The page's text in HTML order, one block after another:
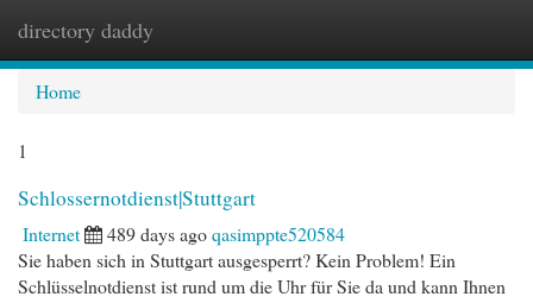
directory daddy
Home
1
Schlossernotdienst|Stuttgart
Internet 489 days agoqasimppte520584
Sie haben sich in Stuttgart ausgesperrt? Kein Problem! Ein
Schlüsselnotdienst ist rund um die Uhr für Sie da und kann Ihnen